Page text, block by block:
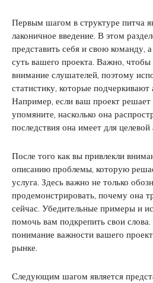
Первым шагом в структуре питча
лаконичное введение. В этом
представить себя и свою команду,
суть вашего проекта. Важно,
внимание слушателей, поэтому
статистику, которые
Например, если ваш проект
упомяните, насколько она
последствия она имеет для целевой
После того как вы привлекли
описанию проблемы, которую
услуга. Здесь важно не только
продемонстрировать, почему она
сейчас. Убедительные примеры и
помочь вам подкрепить свои
понимание важности вашего
рынке.
Следующим шагом является